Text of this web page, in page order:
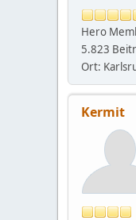
Hero
5.823
Ort:
Kermit